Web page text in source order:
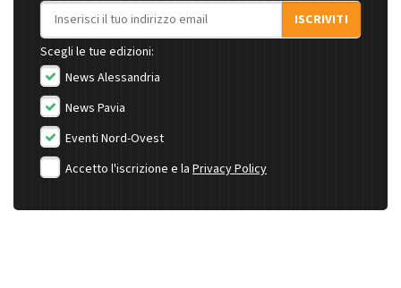
Indirizzo email
ISCRIVITI
Scegli le tue edizioni:
News Alessandria
News Pavia
Eventi Nord-Ovest
Accetto l'iscrizione e la Privacy Policy